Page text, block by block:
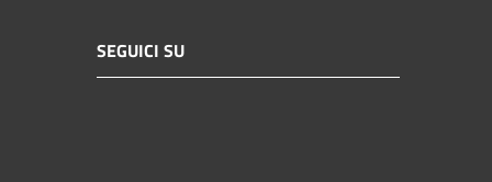
SEGUICI SU